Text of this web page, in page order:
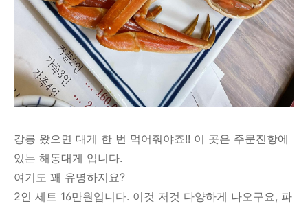
강릉 왔으면 대게 한 번 먹어줘야죠!! 이 곳은 주문진항에
있는 해동대게 입니다.
여기도 꽤 유명하지요?
2인 세트 16만원입니다. 이것 저것 다양하게 나오구요, 파